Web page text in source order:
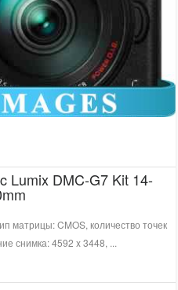
Lumix DMC-G7 Kit 14-
матрицы: CMOS, количество точек
снимка: 4592 x 3448, ...